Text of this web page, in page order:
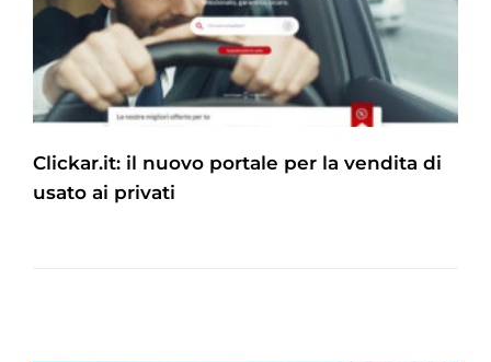
Clickar.it: il nuovo portale per la vendita di
usato ai privati